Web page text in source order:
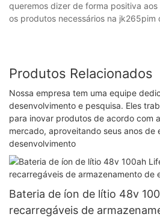
queremos dizer de forma positiva
os produtos necessários na jk265pim
Produtos Relacionados
Nossa empresa tem uma equipe
desenvolvimento e pesquisa. Eles
para inovar produtos de acordo com
mercado, aproveitando seus anos de
desenvolvimento
Bateria de íon de lítio 48v
recarregáveis ​​de